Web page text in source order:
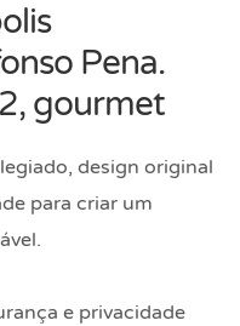
Pena.
gourmet
design original
para criar um
e privacidade